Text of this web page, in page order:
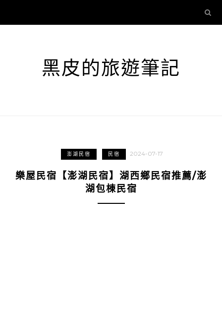
黑皮的旅遊筆記
澎湖民宿 民宿 2024-07-17
樂屋民宿【澎湖民宿】湖西鄉民宿推薦/澎
湖包棟民宿